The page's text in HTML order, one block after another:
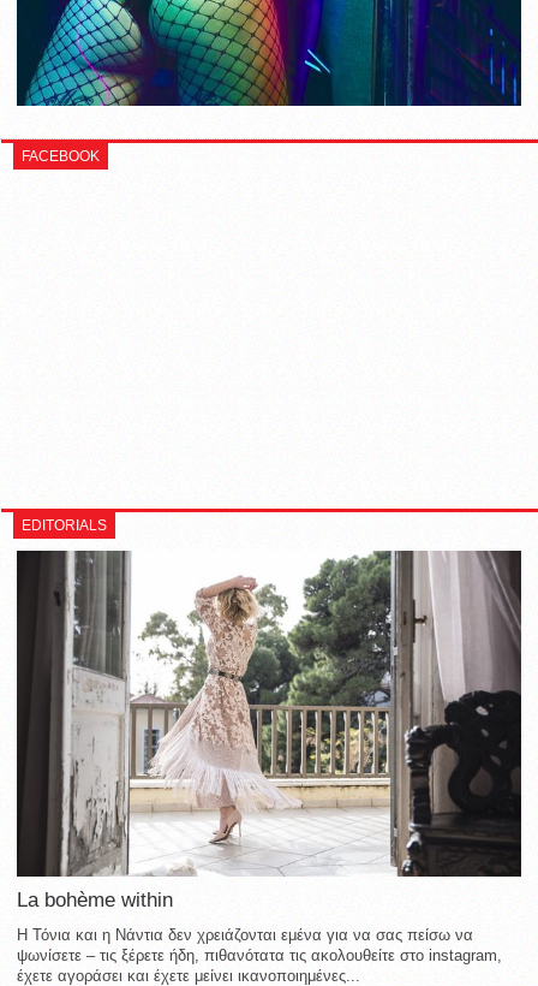
FACEBOOK
EDITORIALS
La bohème within
Η Τόνια και η Νάντια δεν χρειάζονται εμένα για να σας πείσω να
ψωνίσετε – τις ξέρετε ήδη, πιθανότατα τις ακολουθείτε στο instagram,
έχετε αγοράσει και έχετε μείνει ικανοποιημένες...